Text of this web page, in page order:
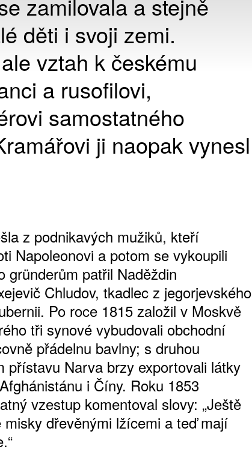
zamilovala a stejně
děti i svoji zemi.
vztah k českému
a rusofilovi,
samostatného
ji naopak vynesl
z podnikavých mužiků, kteří
Napoleonovi a potom se vykoupili
gründerům patřil Naděždin
Chludov, tkadlec z jegorjevského
Po roce 1815 založil v Moskvě
tři synové vybudovali obchodní
přádelnu bavlny; s druhou
přístavu Narva brzy exportovali látky
i Číny. Roku 1853
vzestup komentoval slovy: „Ještě
misky dřevěnými lžícemi a teď mají